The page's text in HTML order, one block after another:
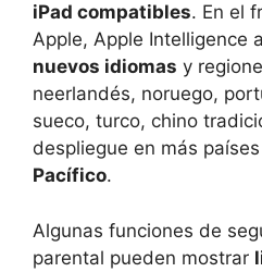
iPad compatibles. En el
Apple, Apple Intelligence
nuevos idiomas y
neerlandés, noruego,
sueco, turco, chino
despliegue en más
Pacífico.
Algunas funciones de
parental pueden mostrar